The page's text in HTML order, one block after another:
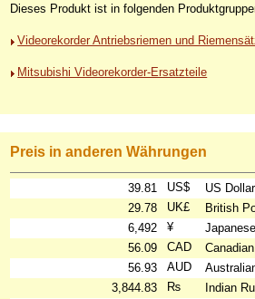
Dieses Produkt ist in folgenden
Videorekorder Antriebsriemen und
Mitsubishi Videorekorder-Ersatzteile
Preis in anderen Währungen
39.81 US$
US Dollar
29.78
UK£
British
6,492
¥
56.09
CAD
56.93
AUD
3,844.83
₨
Indian